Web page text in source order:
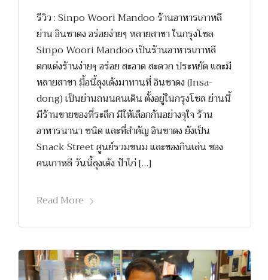
รีวิว : Sinpo Woori Mandoo ร้านอาหารเกาหลี
ย่าน อินซาดง อร่อยง่ายๆ หลายสาขา ในกรุงโซล
Sinpo Woori Mandoo เป็นร้านอาหารเกาหลี
ตกแต่งร้านง่ายๆ อร่อย สะอาด สะดวก ประหยัด และมี
หลายสาขา มื้อนี้ลุงเด้งมาทานที่ อินซาดง (Insa-
dong) เป็นย่านถนนคนเดิน ตั้งอยู่ในกรุงโซล ย่านนี้
มีร้านขายของที่ระลึก มีให้เลือกกันอย่างจุใจ ร้าน
อาหารนานา ชนิด และที่สำคัญ อินซาดง ยังเป็น
Snack Street ศูนย์รวมขนม และของกินเล่น ของ
คนเกาหลี วันนี้ลุงเด้ง ป้าไก่ […]
Read More